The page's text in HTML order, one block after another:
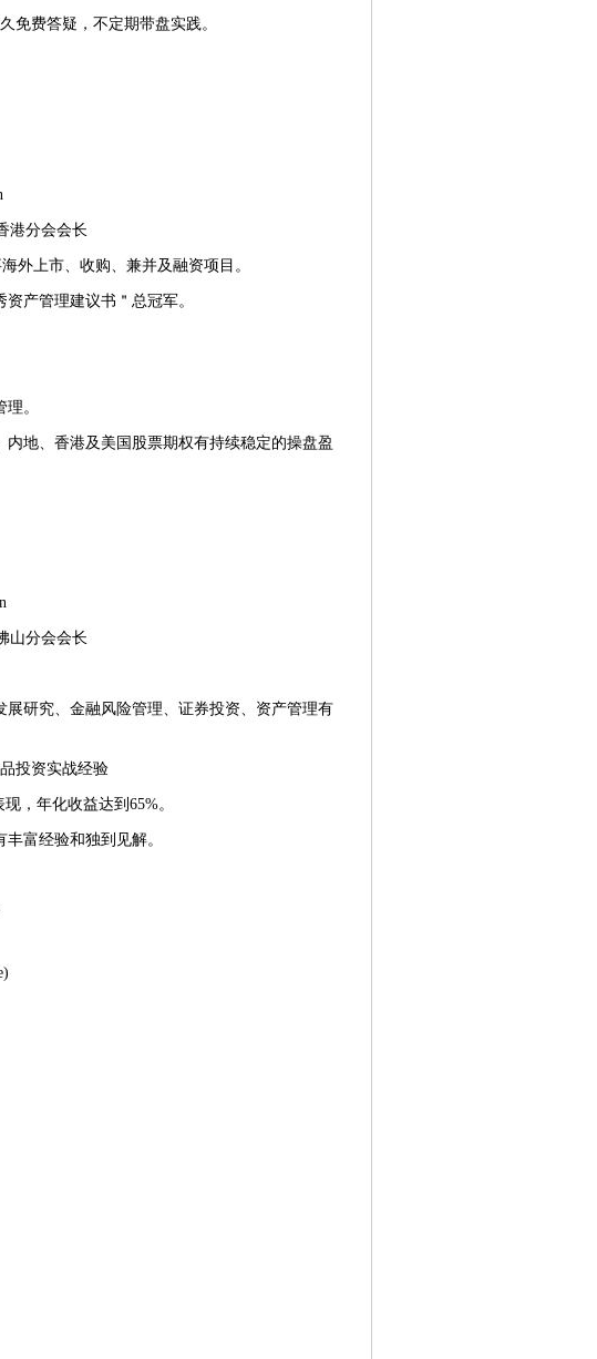
免费答疑，不定期带盘实践。
港分会会长
外上市、收购、兼并及融资项目。
产管理建议书＂总冠军。
。
地、香港及美国股票期权有持续稳定的操盘盈
山分会会长
研究、金融风险管理、证券投资、资产管理有
投资实战经验
，年化收益达到65%。
富经验和独到见解。